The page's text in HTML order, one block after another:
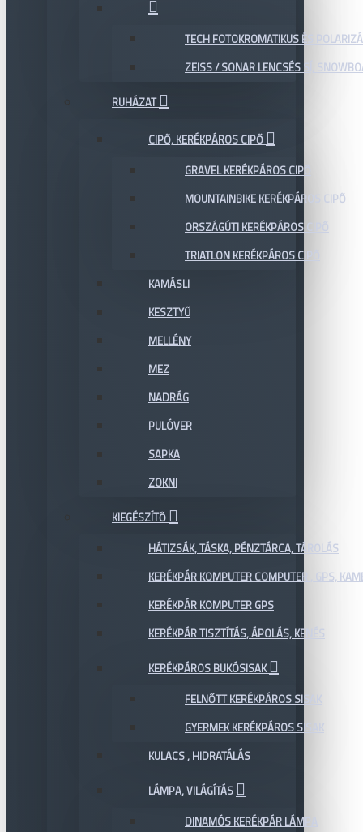
TECH FOTOKROMATIKUS ÉS
ZEISS / SONAR LENCSÉS SÍ,
RUHÁZAT
CIPŐ, KERÉKPÁROS CIPŐ
GRAVEL KERÉKPÁROS CIPŐ
MOUNTAINBIKE KERÉKPÁROS CIPŐ
ORSZÁGÚTI KERÉKPÁROS CIPŐ
TRIATLON KERÉKPÁROS CIPŐ
KAMÁSLI
KESZTYŰ
MELLÉNY
MEZ
NADRÁG
PULÓVER
SAPKA
ZOKNI
KIEGÉSZÍTŐ
HÁTIZSÁK, TÁSKA, PÉNZTÁRCA, TÁROLÁS
KERÉKPÁR KOMPUTER COMPUTER , GPS,
KERÉKPÁR KOMPUTER GPS
KERÉKPÁR TISZTÍTÁS, ÁPOLÁS, KENÉS
KERÉKPÁROS BUKÓSISAK
FELNŐTT KERÉKPÁROS SISAK
GYERMEK KERÉKPÁROS SISAK
KULACS , HIDRATÁLÁS
LÁMPA, VILÁGÍTÁS
DINAMÓS KERÉKPÁR LÁMPA